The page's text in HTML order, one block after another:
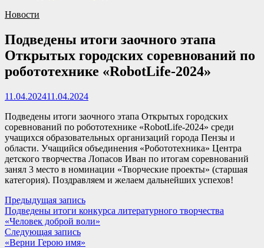
Новости
Подведены итоги заочного этапа
Открытых городских соревнований по
робототехнике «RobotLife-2024»
11.04.202411.04.2024
Подведены итоги заочного этапа Открытых городских
соревнований по робототехнике «RobotLife-2024» среди
учащихся образовательных организаций города Пензы и
области. Учащийся объединения «Робототехника» Центра
детского творчества Лопасов Иван по итогам соревнований
занял 3 место в номинации «Творческие проекты» (старшая
категория). Поздравляем и желаем дальнейших успехов!
Навигация
по
записям
Предыдущая записьПредыдущая
запись:
Подведены итоги конкурса литературного творчества
«Человек доброй воли»
Следующая записьСледующая
запись:
«Верни Герою имя»